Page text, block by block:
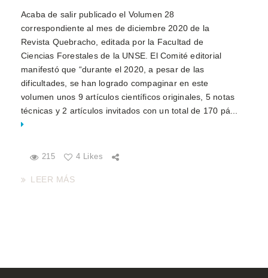
Acaba de salir publicado el Volumen 28
correspondiente al mes de diciembre 2020 de la
Revista Quebracho, editada por la Facultad de
Ciencias Forestales de la UNSE. El Comité editorial
manifestó que “durante el 2020, a pesar de las
dificultades, se han logrado compaginar en este
volumen unos 9 artículos científicos originales, 5 notas
técnicas y 2 artículos invitados con un total de 170 pá...
215 4 Likes
LEER MÁS